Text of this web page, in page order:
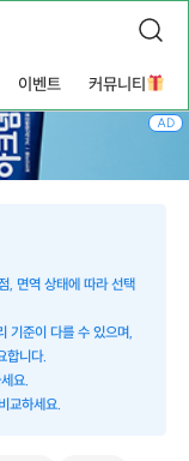
이벤트 커뮤니티
, 면역 상태에 따라 선택
기준이 다를 수 있으며,
합니다.
요.
교하세요.
AD